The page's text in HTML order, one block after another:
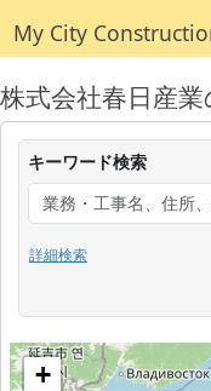
My City
株式会社春日産
キーワード検索
詳細検索
+